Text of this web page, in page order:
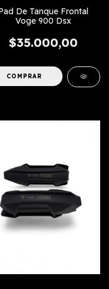
De Tanque Frontal
Voge 900 Dsx
$35.000,00